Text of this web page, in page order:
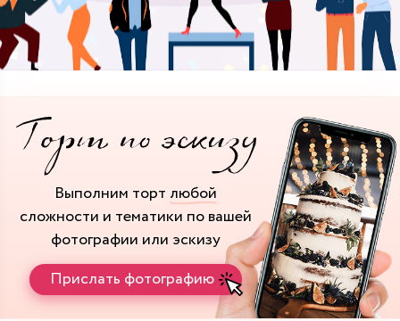
Выполним торт любой
сложности и тематики по вашей
фотографии или эскизу
Прислать фотографию